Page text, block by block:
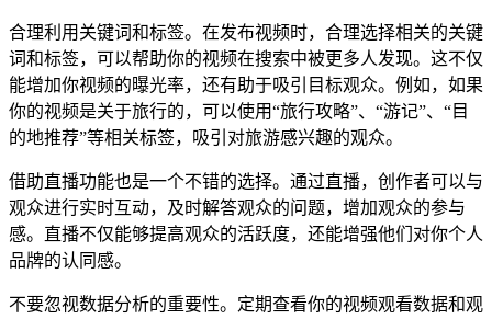
合理利用关键词和标签。在发布视频时，合理选择相关的关键
词和标签，可以帮助你的视频在搜索中被更多人发现。这不仅
能增加你视频的曝光率，还有助于吸引目标观众。例如，如果
你的视频是关于旅行的，可以使用“旅行攻略”、“游记”、“目
的地推荐”等相关标签，吸引对旅游感兴趣的观众。
借助直播功能也是一个不错的选择。通过直播，创作者可以与
观众进行实时互动，及时解答观众的问题，增加观众的参与
感。直播不仅能够提高观众的活跃度，还能增强他们对你个人
品牌的认同感。
不要忽视数据分析的重要性。定期查看你的视频观看数据和观